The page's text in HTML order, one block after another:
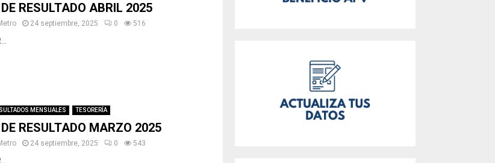
RESULTADO ABRIL 2025
24 septiembre, 2025 0 516
MENSUALES TESORERÍA
RESULTADO MARZO 2025
24 septiembre, 2025 0 543